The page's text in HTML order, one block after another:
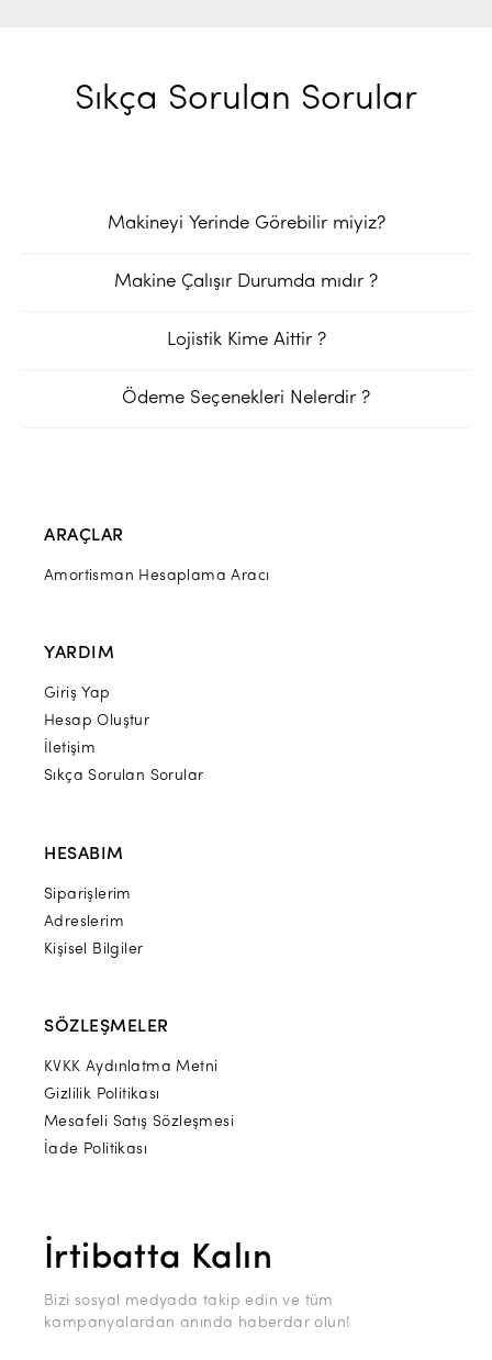
Sıkça Sorulan Sorular
Makineyi Yerinde Görebilir miyiz?
Makine Çalışır Durumda mıdır ?
Lojistik Kime Aittir ?
Ödeme Seçenekleri Nelerdir ?
ARAÇLAR
Amortisman Hesaplama Aracı
YARDIM
Giriş Yap
Hesap Oluştur
İletişim
Sıkça Sorulan Sorular
HESABIM
Siparişlerim
Adreslerim
Kişisel Bilgiler
SÖZLEŞMELER
KVKK Aydınlatma Metni
Gizlilik Politikası
Mesafeli Satış Sözleşmesi
İade Politikası
İrtibatta Kalın
Bizi sosyal medyada takip edin ve tüm
kampanyalardan anında haberdar olun!